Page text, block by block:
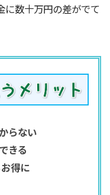
に数十万円の差がでて
らない
きる
得に